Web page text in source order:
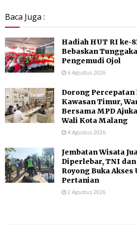
Baca Juga :
Hadiah HUT RI ke-
Bebaskan
Pengemudi Ojol
6 Agustus 2026
Dorong Percepatan
Kawasan Timur,
Bersama MPD
Wali Kota Malang
4 Agustus 2026
Jembatan Wisata
Diperlebar, TNI
Royong Buka
Pertanian
2 Agustus 2026